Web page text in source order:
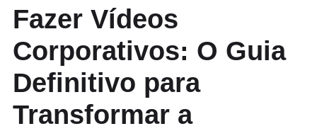
Fazer Vídeos
Corporativos: O Guia
Definitivo para
Transformar a